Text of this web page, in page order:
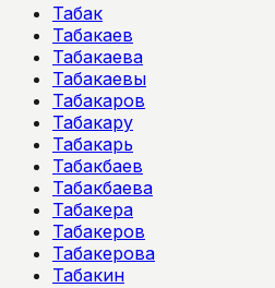
Табак
Табакаев
Табакаева
Табакаевы
Табакаров
Табакару
Табакарь
Табакбаев
Табакбаева
Табакера
Табакеров
Табакерова
Табакин